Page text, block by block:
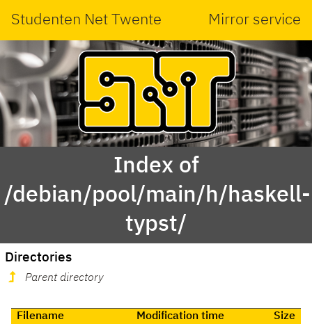
Studenten Net Twente Mirror service
Index of
/debian/pool/main/h/haskell-
typst/
Directories
Parent directory
Filename Modification time
Size